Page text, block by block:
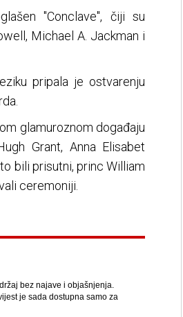
"Conclave", čiji su
Michael A. Jackman i
pripala je ostvarenju
glamuroznom događaju
Grant, Anna Elisabet
bili prisutni, princ William
ceremoniji.
bez najave i objašnjenja.
je sada dostupna samo za